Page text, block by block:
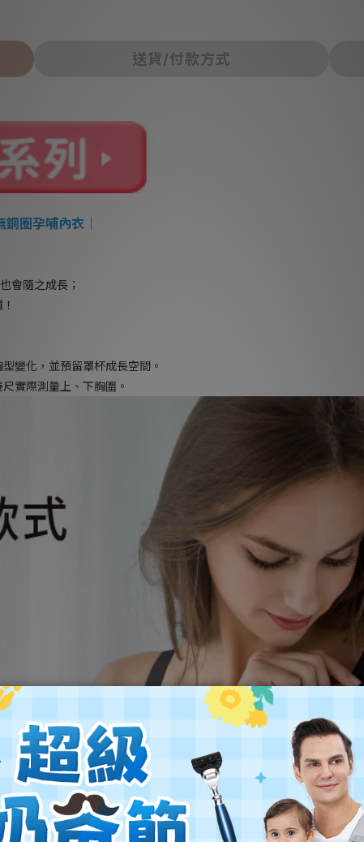
送貨/付款方式
圈孕哺內衣
會隨之成長；
變化，並預留罩杯成長空間。
實際測量上、下胸圍。